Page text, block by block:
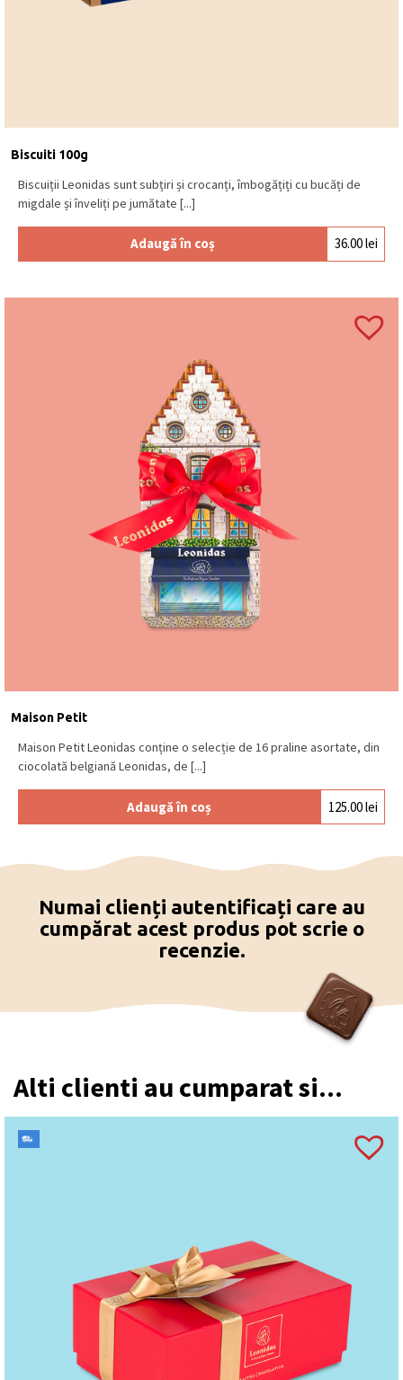
Biscuiti 100g
Biscuiții Leonidas sunt subțiri și crocanți, îmbogățiți cu bucăți de
migdale și înveliți pe jumătate [...]
Adaugă în coș 36.00lei
Maison Petit
Maison Petit Leonidas conține o selecție de 16 praline asortate, din
ciocolată belgiană Leonidas, de [...]
Adaugă în coș 125.00lei
Numai clienți autentificați care au
cumpărat acest produs pot scrie o
recenzie.
Alti clienti au cumparat si...